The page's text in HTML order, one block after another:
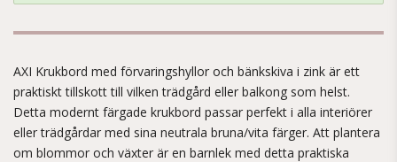
AXI Krukbord med förvaringshyllor och bänkskiva i zink är ett
praktiskt tillskott till vilken trädgård eller balkong som helst.
Detta modernt färgade krukbord passar perfekt i alla interiörer
eller trädgårdar med sina neutrala bruna/vita färger. Att plantera
om blommor och växter är en barnlek med detta praktiska